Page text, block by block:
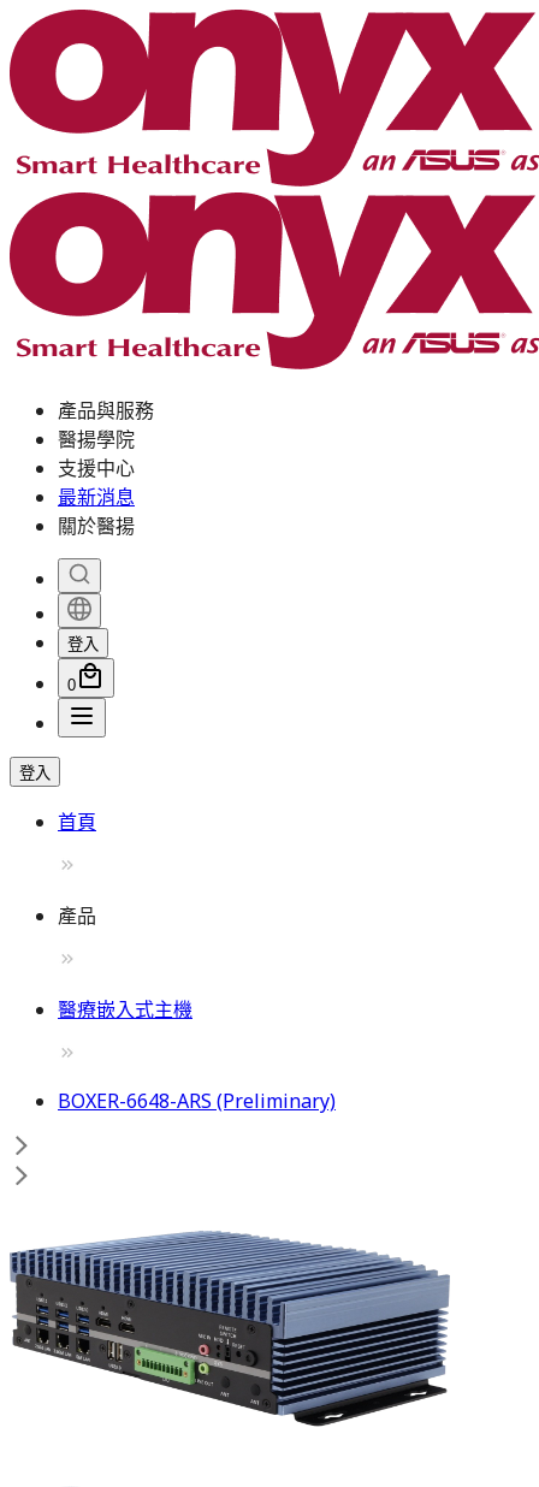
產品與服務
醫揚學院
支援中心
最新消息
關於醫揚
登入
0
登入
首頁
產品
醫療嵌入式主機
BOXER-6648-ARS (Preliminary)